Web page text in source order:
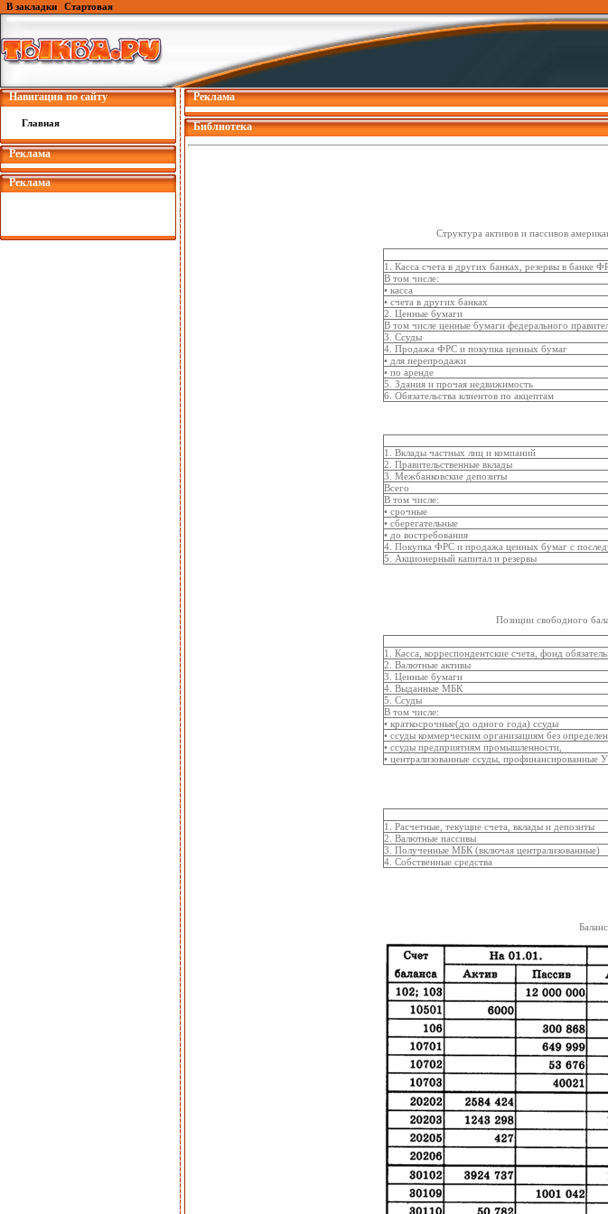
В закладки Стартовая
Навигация по сайту
Главная
Реклама
Реклама
Реклама
Библиотека
Структура активов и пассивов
1. Касса счета в других банках, резервы в банке
В том числе:
• касса
• счета в других банках
2. Ценные бумаги
В том числе ценные бумаги федерального
3. Ссуды
4. Продажа ФРС и покупка ценных бумаг
• для перепродажи
• по аренде
5. Здания и прочая недвижимость
6. Обязательства клиентов по акцептам
1. Вклады частных лиц и компаний
2. Правительственные вклады
3. Межбанковские депозиты
Всего
В том числе:
• срочные
• сберегательные
• до востребования
4. Покупка ФРС и продажа ценных бумаг с
5. Акционерный капитал и резервы
Позиции свободного
1. Касса, корреспондентские счета, фонд
2. Валютные активы
3. Ценные бумаги
4. Выданные МБК
5. Ссуды
В том числе:
• краткосрочные(до одного года) ссуды
• ссуды коммерческим организациям без
• ссуды предприятиям промышленности,
• централизованные ссуды, профинансированные
1. Расчетные, текущие счета, вклады и депозиты
2. Валютные пассивы
3. Полученные МБК (включая централизованные)
4. Собственные средства